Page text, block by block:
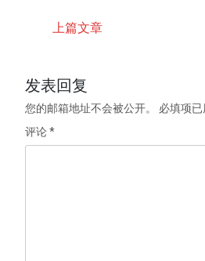
上篇文章
发表回复
您的邮箱地址不会被公开。 必填项
评论*